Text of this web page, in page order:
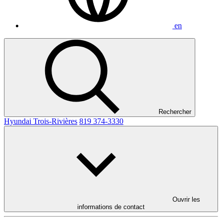
en
Rechercher
Hyundai Trois-Rivières 819 374-3330
Ouvrir les
informations de contact